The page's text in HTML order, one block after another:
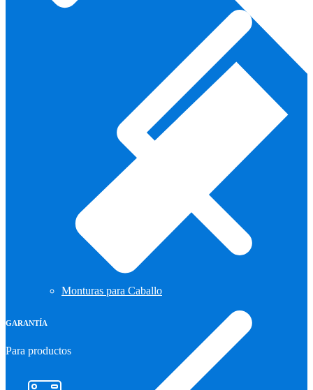
Monturas para Caballo
GARANTÍA
Para productos